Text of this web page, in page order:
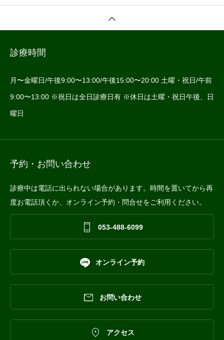
診療時間
月〜金曜日/午後9:00〜13:00/午後15:00〜20:00 土曜・祝日/午前
9:00〜13:00 ※祝日は全日診療日有 ※休日は土曜・祝日午後、日
曜日
予約・お問い合わせ
診療中は電話に出られない場合があります。時間を置いてから再
度お電話頂くか、オンライン予約・問合せをご利用ください。
 053-488-6099
 オンライン予約
 お問い合わせ
 アクセス